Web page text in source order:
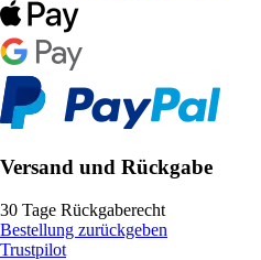
Versand und Rückgabe
30 Tage Rückgaberecht
Bestellung zurückgeben
Trustpilot